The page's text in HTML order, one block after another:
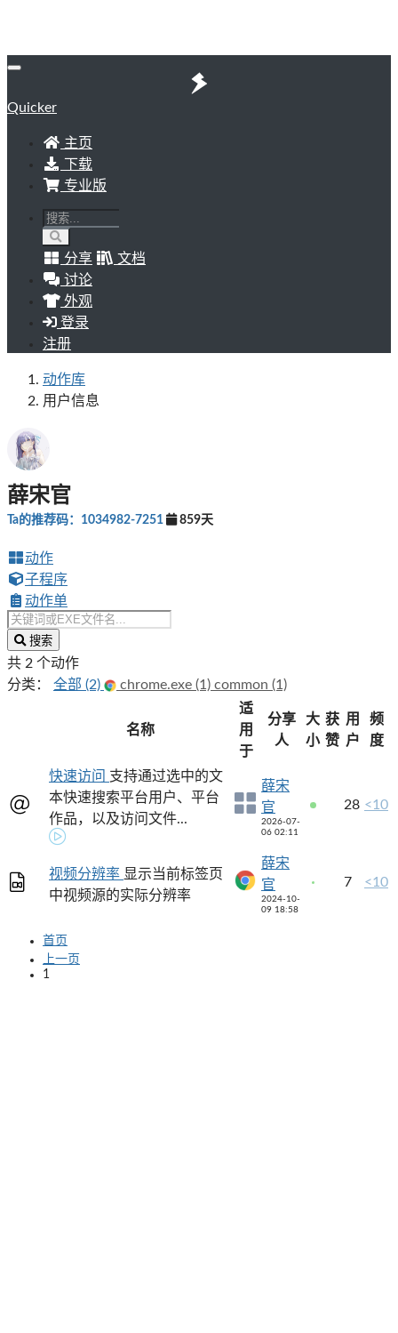
Quicker
主页
下载
专业版
分享
文档
讨论
外观
登录
注册
动作库
用户信息
薛宋官
Ta的推荐码：1034982-7251 859天
动作
子程序
动作单
搜索
共 2 个动作
分类：
全部 (2) chrome.exe (1) common (1)
名称
适
用
于
分享
人
大
小
获
赞
用
户
频
度
快速访问 支持通过选中的文
本快速搜索平台用户、平台
作品，以及访问文件...
薛宋
官
2026-07-
06 02:11
28 <10
视频分辨率 显示当前标签页
中视频源的实际分辨率
薛宋
官
2024-10-
09 18:58
7 <10
首页
上一页
1